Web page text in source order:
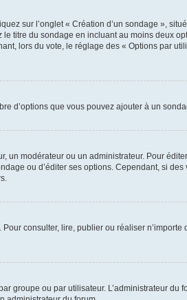
sur l’onglet « Création d’un sondage »,
titre du sondage en incluant au moins deux
lors du vote, le réglage des « Options par
d’options que vous pouvez ajouter à un
un modérateur ou un administrateur. Pour
ou d’éditer ses options. Cependant, si
consulter, lire, publier ou réaliser
groupe ou par utilisateur. L’administrateur